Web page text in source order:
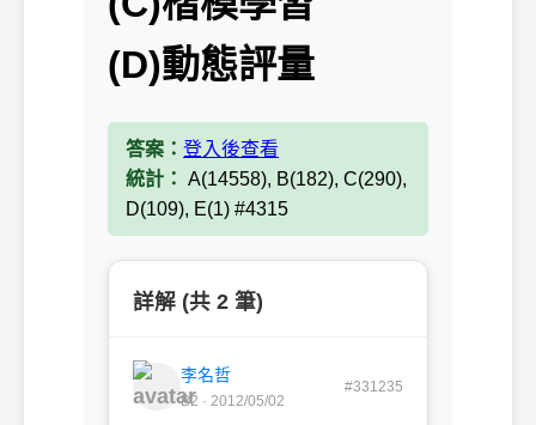
(D)動態評量
答案： 登入後查看
統計： A(14558), B(182), C(290),
D(109), E(1) #4315
詳解 (共 2 筆)
李名哲
B2 · 2012/05/02
#331235